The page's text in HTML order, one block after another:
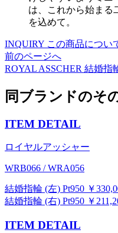
は、これから始まる
を込めて。
INQUIRY この商品につい
前のページへ
ROYAL ASSCHER 結婚指
同ブランドのそ
ITEM DETAIL
ロイヤルアッシャー
WRB066 / WRA056
結婚指輪 (左) Pt950 ￥
結婚指輪 (右) Pt950 ￥
ITEM DETAIL